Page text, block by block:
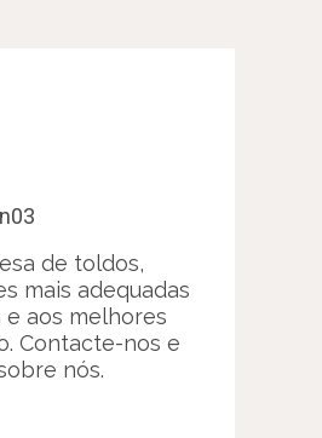
de toldos,
mais adequadas
e aos melhores
Contacte-nos e
nós.